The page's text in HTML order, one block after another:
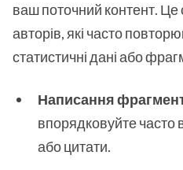
ваш поточний контент.
авторів, які часто
статистичні дані або
Написання
впорядковуйте часто
або цитати.